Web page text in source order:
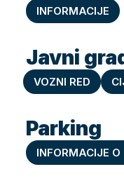
INFORMACIJE
Javni
VOZNI RED
Parking
INFORMACIJE O